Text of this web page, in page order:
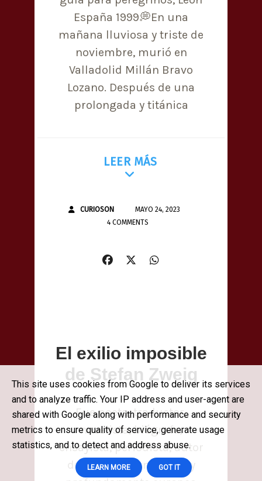
España 1999💭En una
mañana lluviosa y triste de
noviembre, murió en
Valladolid Millán Bravo
Lozano. Después de una
prolongada y titánica
LEER MÁS
CURIOSON
MAYO 24, 2023
4 COMMENTS
El exilio imposible
de Stefan Zweig
Fue poeta, traductor,
novelista, biógrafo,
ensayista, periodista, autor
dramático, humanista y
This site uses cookies from Google to deliver its services
and to analyze traffic. Your IP address and user-agent are
shared with Google along with performance and security
metrics to ensure quality of service, generate usage
statistics, and to detect and address abuse.
LEARN MORE GOT IT